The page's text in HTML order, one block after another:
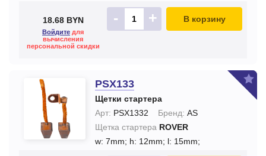
18.68 BYN
Войдите для
вычисления
персональной скидки
- + В корзину
PSX133
Щетки стартера
Арт: PSX1332 Бренд: AS
Щетка стартера ROVER
w: 7mm; h: 12mm; l: 15mm;